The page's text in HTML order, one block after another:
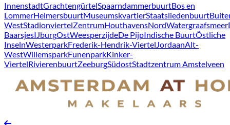
InnenstadtGrachtengürtelSpaarndammerbuurtBos en
LommerHelmersbuurtMuseumskvartierStaatsliedenbuurt
WestStadionviertelZentrumHouthavensNordWatergraafsmeer
BaarsjesIJburgOstWeesperzijdeDe PijpIndische BuurtÖstliche
InselnWesterparkFrederik-Hendrik-ViertelJordaanAlt-
WestWillemsparkFunenparkKinker-
ViertelRivierenbuurtZeeburgSüdostStadtzentrum Amstelveen